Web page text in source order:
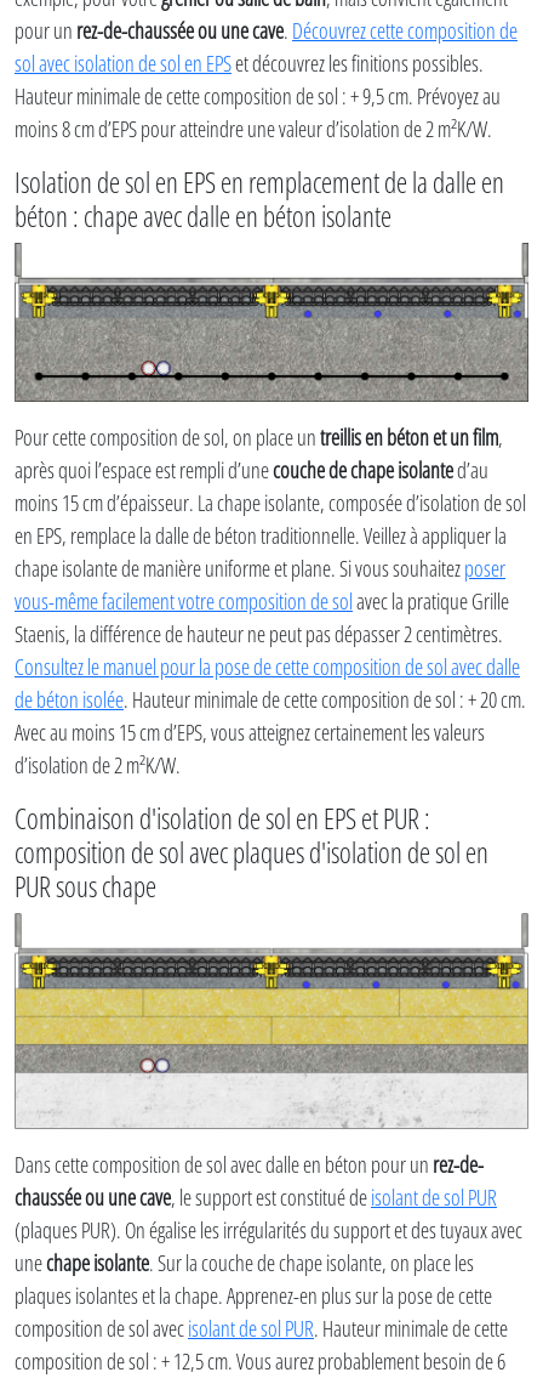
pour un rez-de-chaussée ou une cave. Découvrez cette composition de
sol avec isolation de sol en EPSet découvrez les finitions possibles.
Hauteur minimale de cette composition de sol : + 9,5 cm. Prévoyez au
moins 8 cm d’EPS pour atteindre une valeur d’isolation de 2 m²K/W.
Isolation de sol en EPS en remplacement de la dalle en
béton : chape avec dalle en béton isolante
Pour cette composition de sol, on place untreillis en béton et un film,
après quoi l’espace est rempli d’unecouche de chape isolanted’au
moins 15 cm d’épaisseur. La chape isolante, composée d’isolation de sol
en EPS, remplace la dalle de béton traditionnelle. Veillez à appliquer la
chape isolante de manière uniforme et plane. Si vous souhaitezposer
vous-même facilement votre composition de solavec la pratique Grille
Staenis, la différence de hauteur ne peut pas dépasser 2 centimètres.
Consultez le manuel pour la pose de cette composition de sol avec dalle
de béton isolée. Hauteur minimale de cette composition de sol : + 20 cm.
Avec au moins 15 cm d’EPS, vous atteignez certainement les valeurs
d’isolation de 2 m²K/W.
Combinaison d'isolation de sol en EPS et PUR :
composition de sol avec plaques d'isolation de sol en
PUR sous chape
Dans cette composition de sol avec dalle en béton pour un rez-de-
chaussée ou une cave, le support est constitué deisolant de sol PUR
(plaques PUR). On égalise les irrégularités du support et des tuyaux avec
unechape isolante. Sur la couche de chape isolante, on place les
plaques isolantes et la chape. Apprenez-en plus sur la pose de cette
composition de sol avecisolant de sol PUR. Hauteur minimale de cette
composition de sol : + 12,5 cm. Vous aurez probablement besoin de 6